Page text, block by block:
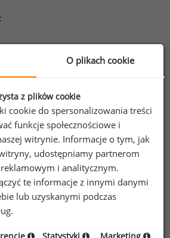
w raporcie
z Raportu Płacowego
danych z
danych, w raportach
O plikach cookie
z plików cookie
cookie do spersonalizowania treści
funkcje społecznościowe i
witrynie. Informacje o tym, jak
udostępniamy partnerom
i analitycznym.
te informacje z innymi danymi
lub uzyskanymi podczas
Statystyki Marketing